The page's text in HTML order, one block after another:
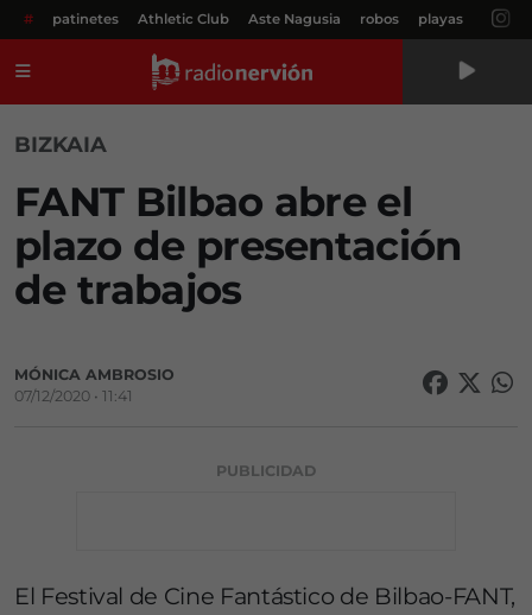
# patinetes Athletic Club Aste Nagusia robos playas
BIZKAIA
FANT Bilbao abre el
plazo de presentación
de trabajos
MÓNICA AMBROSIO
07/12/2020 • 11:41
PUBLICIDAD
El Festival de Cine Fantástico de Bilbao-FANT,